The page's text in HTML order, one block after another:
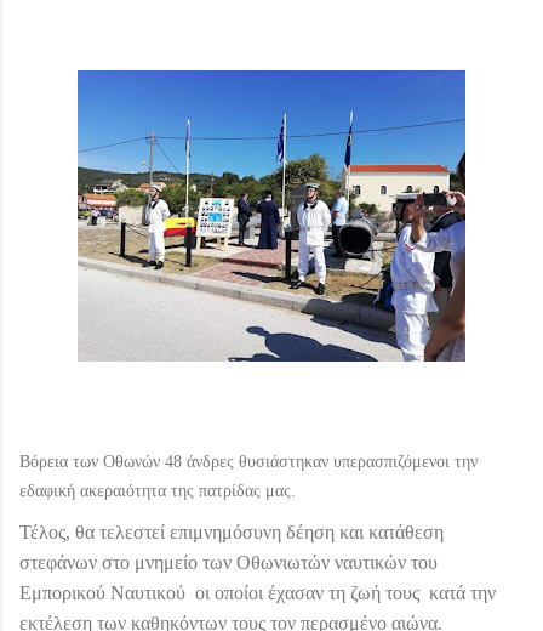
Βόρεια των Οθωνών 48 άνδρες θυσιάστηκαν υπερασπιζόμενοι την
εδαφική ακεραιότητα της πατρίδας μας.
Τέλος, θα τελεστεί επιμνημόσυνη δέηση και κατάθεση
στεφάνων στο μνημείο των Οθωνιωτών ναυτικών του
Εμπορικού Ναυτικού οι οποίοι έχασαν τη ζωή τους κατά την
εκτέλεση των καθηκόντων τους τον περασμένο αιώνα.